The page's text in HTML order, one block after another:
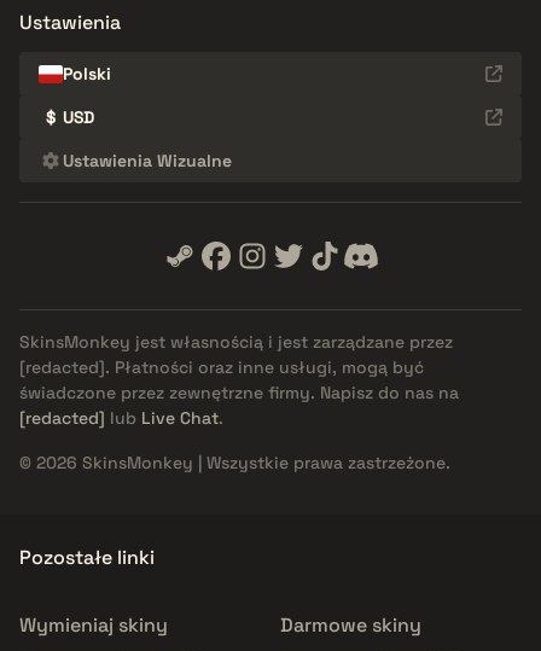
Ustawienia
Polski
$ USD
Ustawienia Wizualne
SkinsMonkey jest własnością i jest zarządzane przez
[redacted]. Płatności oraz inne usługi, mogą być
świadczone przez zewnętrzne firmy. Napisz do nas na
[redacted] lub Live Chat.
© 2026 SkinsMonkey | Wszystkie prawa zastrzeżone.
Pozostałe linki
Wymieniaj skiny
Darmowe skiny